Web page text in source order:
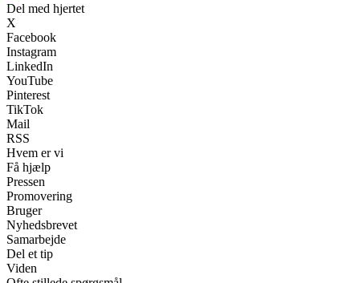
Del med hjertet
X
Facebook
Instagram
LinkedIn
YouTube
Pinterest
TikTok
Mail
RSS
Hvem er vi
Få hjælp
Pressen
Promovering
Bruger
Nyhedsbrevet
Samarbejde
Del et tip
Viden